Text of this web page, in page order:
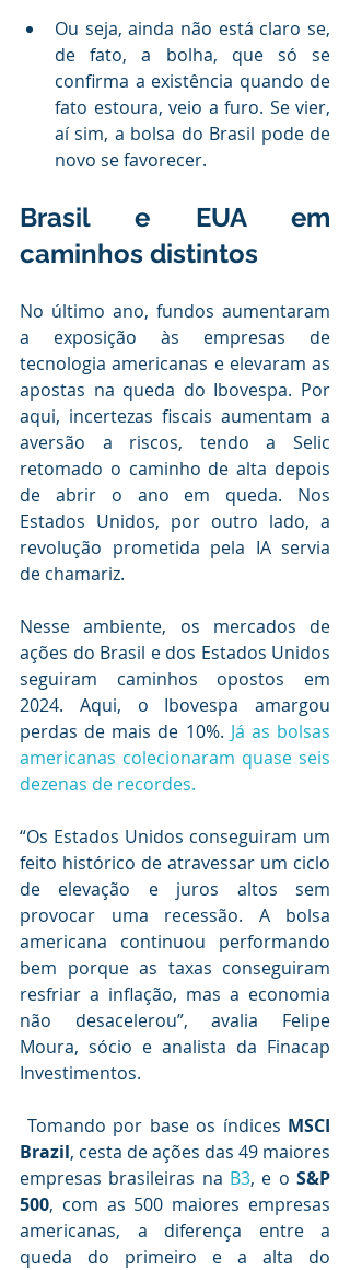
Ou seja, ainda não está claro se,
de fato, a bolha, que só se
confirma a existência quando de
fato estoura, veio a furo. Se vier,
aí sim, a bolsa do Brasil pode de
novo se favorecer.
Brasil e EUA em
caminhos distintos
No último ano, fundos aumentaram
a exposição às empresas de
tecnologia americanas e elevaram as
apostas na queda do Ibovespa. Por
aqui, incertezas fiscais aumentam a
aversão a riscos, tendo a Selic
retomado o caminho de alta depois
de abrir o ano em queda. Nos
Estados Unidos, por outro lado, a
revolução prometida pela IA servia
de chamariz.
Nesse ambiente, os mercados de
ações do Brasil e dos Estados Unidos
seguiram caminhos opostos em
2024. Aqui, o Ibovespa amargou
perdas de mais de 10%. Já as bolsas
americanas colecionaram quase seis
dezenas de recordes.
“Os Estados Unidos conseguiram um
feito histórico de atravessar um ciclo
de elevação e juros altos sem
provocar uma recessão. A bolsa
americana continuou performando
bem porque as taxas conseguiram
resfriar a inflação, mas a economia
não desacelerou”, avalia Felipe
Moura, sócio e analista da Finacap
Investimentos.
Tomando por base os índices MSCI
Brazil, cesta de ações das 49 maiores
empresas brasileiras na B3, e o S&P
500, com as 500 maiores empresas
americanas, a diferença entre a
queda do primeiro e a alta do